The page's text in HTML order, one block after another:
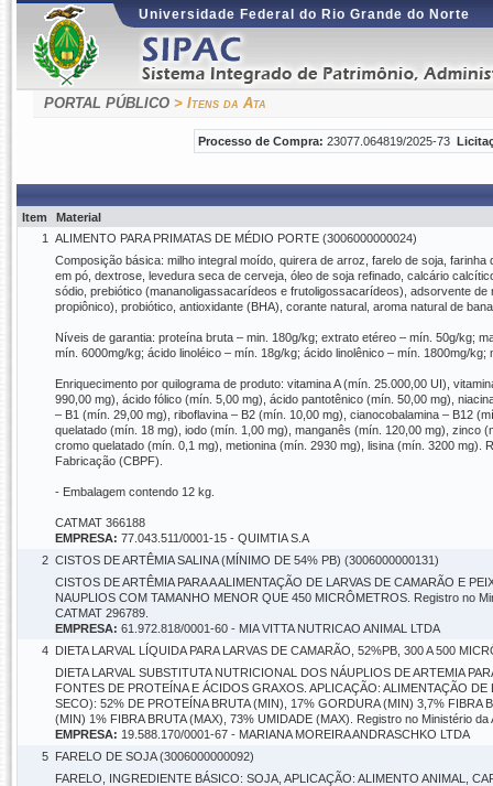
Universidade Federal do Rio Grande do Norte
PORTAL PÚBLICO > Itens da Ata
Processo de Compra: 23077.064819/2025-73
Item
Material
1
ALIMENTO PARA PRIMATAS DE MÉDIO PORTE (3006000000024)
Composição básica: milho integral moído, quirera de arroz, farelo de soja,
em pó, dextrose, levedura seca de cerveja, óleo de soja refinado, calcário
sódio, prebiótico (mananoligassacarídeos e frutoligossacarídeos), adsorvente
propiônico), probiótico, antioxidante (BHA), corante natural, aroma natural de
Níveis de garantia: proteína bruta – min. 180g/kg; extrato etéreo – mín. 50g/kg;
mín. 6000mg/kg; ácido linoléico – mín. 18g/kg; ácido linolênico – mín. 1800mg/
Enriquecimento por quilograma de produto: vitamina A (mín. 25.000,00 UI),
990,00 mg), ácido fólico (mín. 5,00 mg), ácido pantotênico (mín. 50,00 mg),
– B1 (mín. 29,00 mg), riboflavina – B2 (mín. 10,00 mg), cianocobalamina – B12
quelatado (mín. 18 mg), iodo (mín. 1,00 mg), manganês (mín. 120,00 mg), zinco
cromo quelatado (mín. 0,1 mg), metionina (mín. 2930 mg), lisina (mín. 3200 mg).
Fabricação (CBPF).
- Embalagem contendo 12 kg.
CATMAT 366188
EMPRESA: 77.043.511/0001-15 - QUIMTIA S.A
2 CISTOS DE ARTÊMIA SALINA (MÍNIMO DE 54% PB) (3006000000131)
CISTOS DE ARTÊMIA PARA A ALIMENTAÇÃO DE LARVAS DE CAMARÃO E
NAUPLIOS COM TAMANHO MENOR QUE 450 MICRÔMETROS. Registro no
CATMAT 296789.
EMPRESA: 61.972.818/0001-60 - MIA VITTA NUTRICAO ANIMAL LTDA
4 DIETA LARVAL LÍQUIDA PARA LARVAS DE CAMARÃO, 52%PB, 300 A 500
DIETA LARVAL SUBSTITUTA NUTRICIONAL DOS NÁUPLIOS DE ARTEMIA
FONTES DE PROTEÍNA E ÁCIDOS GRAXOS. APLICAÇÃO: ALIMENTAÇÃO
SECO): 52% DE PROTEÍNA BRUTA (MIN), 17% GORDURA (MIN) 3,7%
(MIN) 1% FIBRA BRUTA (MAX), 73% UMIDADE (MAX). Registro no Ministério
EMPRESA: 19.588.170/0001-67 - MARIANA MOREIRA ANDRASCHKO LTDA
5 FARELO DE SOJA (3006000000092)
FARELO, INGREDIENTE BÁSICO: SOJA, APLICAÇÃO: ALIMENTO ANIMAL,